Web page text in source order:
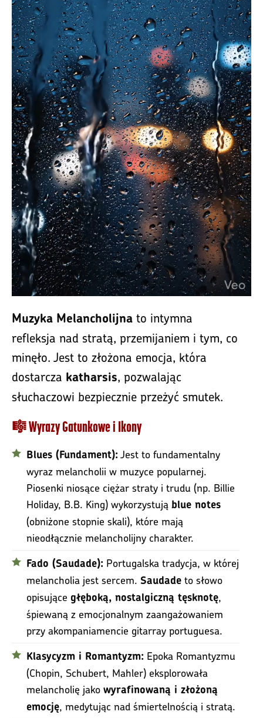
Muzyka Melancholijna to intymna
refleksja nad stratą, przemijaniem i tym, co
minęło. Jest to złożona emocja, która
dostarcza katharsis, pozwalając
słuchaczowi bezpiecznie przeżyć smutek.
🎼 Wyrazy Gatunkowe i Ikony
Blues (Fundament):Jest to fundamentalny
wyraz melancholii w muzyce popularnej.
Piosenki niosące ciężar straty i trudu (np. Billie
Holiday, B.B. King) wykorzystują blue notes
(obniżone stopnie skali), które mają
nieodłącznie melancholijny charakter.
Fado (Saudade): Portugalska tradycja, w której
melancholia jest sercem. Saudade to słowo
opisujące głęboką, nostalgiczną tęsknotę,
śpiewaną z emocjonalnym zaangażowaniem
przy akompaniamencie gitarray portuguesa.
Klasycyzm i Romantyzm: Epoka Romantyzmu
(Chopin, Schubert, Mahler) eksplorowała
melancholię jako wyrafinowaną i złożoną
emocję, medytując nad śmiertelnością i stratą.